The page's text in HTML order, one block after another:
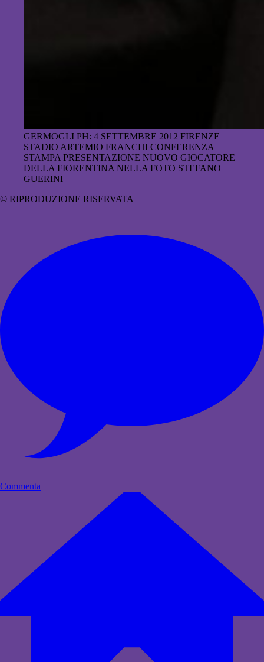
GERMOGLI PH: 4 SETTEMBRE 2012 FIRENZE
STADIO ARTEMIO FRANCHI CONFERENZA
STAMPA PRESENTAZIONE NUOVO GIOCATORE
DELLA FIORENTINA NELLA FOTO STEFANO
GUERINI
© RIPRODUZIONE RISERVATA
Commenta